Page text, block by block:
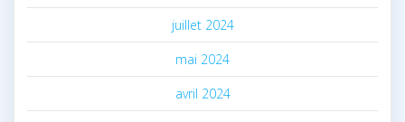
juillet 2024
mai 2024
avril 2024